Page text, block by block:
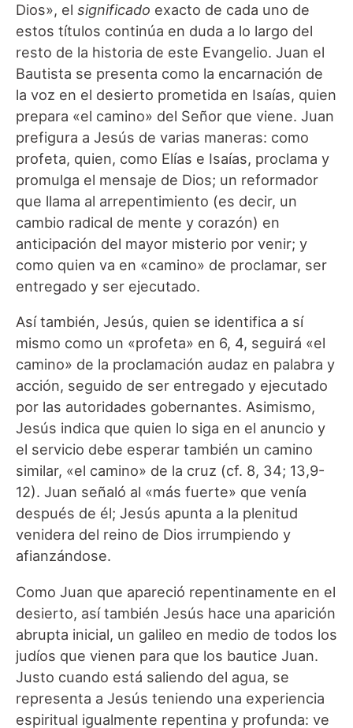
Dios», el significado exacto de cada uno de
estos títulos continúa en duda a lo largo del
resto de la historia de este Evangelio. Juan el
Bautista se presenta como la encarnación de
la voz en el desierto prometida en Isaías, quien
prepara «el camino» del Señor que viene. Juan
prefigura a Jesús de varias maneras: como
profeta, quien, como Elías e Isaías, proclama y
promulga el mensaje de Dios; un reformador
que llama al arrepentimiento (es decir, un
cambio radical de mente y corazón) en
anticipación del mayor misterio por venir; y
como quien va en «camino» de proclamar, ser
entregado y ser ejecutado.
Así también, Jesús, quien se identifica a sí
mismo como un «profeta» en 6, 4, seguirá «el
camino» de la proclamación audaz en palabra y
acción, seguido de ser entregado y ejecutado
por las autoridades gobernantes. Asimismo,
Jesús indica que quien lo siga en el anuncio y
el servicio debe esperar también un camino
similar, «el camino» de la cruz (cf. 8, 34; 13,9-
12). Juan señaló al «más fuerte» que venía
después de él; Jesús apunta a la plenitud
venidera del reino de Dios irrumpiendo y
afianzándose.
Como Juan que apareció repentinamente en el
desierto, así también Jesús hace una aparición
abrupta inicial, un galileo en medio de todos los
judíos que vienen para que los bautice Juan.
Justo cuando está saliendo del agua, se
representa a Jesús teniendo una experiencia
espiritual igualmente repentina y profunda: ve